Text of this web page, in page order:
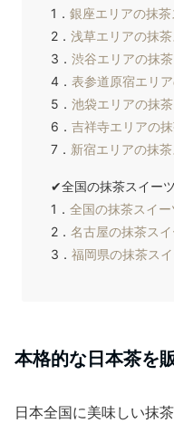
1． 銀座エリアの抹
2． 浅草エリアの抹
3． 渋谷エリアの抹
4． 表参道原宿エリ
5． 池袋エリアの抹
6． 吉祥寺エリアの
7． 新宿エリアの抹
✔全国の抹茶スイー
1． 全国の抹茶スイ
2． 名古屋の抹茶ス
3． 福岡県の抹茶ス
本格的な日本茶を
日本全国に美味しい抹